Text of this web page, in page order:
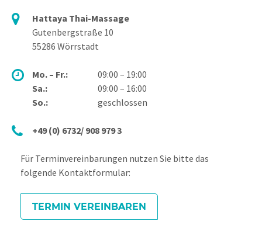
Hattaya Thai-Massage
Gutenbergstraße 10
55286 Wörrstadt
Mo. – Fr.:
09:00 – 19:00
Sa.:
09:00 – 16:00
So.:
geschlossen
+49 (0) 6732/ 908 979 3
Für Terminvereinbarungen nutzen Sie bitte das
folgende Kontaktformular:
TERMIN VEREINBAREN